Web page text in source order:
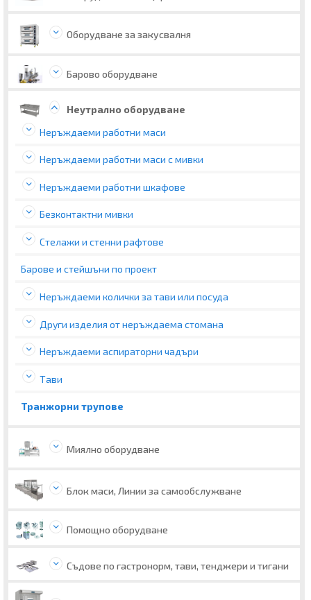
Оборудване за закусвалня
Барово оборудване
Неутрално оборудване
Неръждаеми работни маси
Неръждаеми работни маси с мивки
Неръждаеми работни шкафове
Бeзконтактни мивки
Стелажи и стенни рафтове
Барове и стейшъни по проект
Неръждаеми колички за тави или посуда
Други изделия от неръждаема стомана
Неръждаеми аспираторни чадъри
Тави
Транжорни трупове
Миялно оборудване
Блок маси, Линии за самообслужване
Помощно оборудване
Съдове по гастронорм, тави, тенджери и тигани